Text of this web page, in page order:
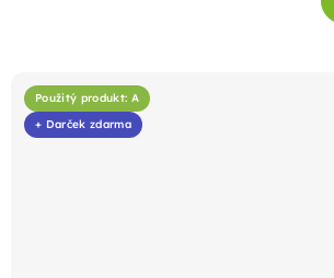
Použitý produkt: A
+ Darček zdarma